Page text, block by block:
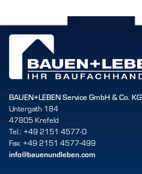
BAUEN+LEBEN Service GmbH & Co. KG
Untergath 184
47805 Krefeld
Tel.: +49 2151 4577-0
Fax: +49 2151 4577-499
info@bauenundleben.com